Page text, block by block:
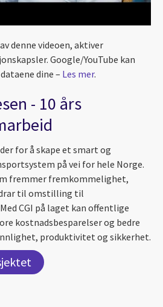
denne videoen, aktiver
Google/YouTube kan
dine – Les mer.
- 10 års
for å skape et smart og
på vei for hele Norge.
fremmer fremkommelighet,
til omstilling til
CGI på laget kan offentlige
kostnadsbesparelser og bedre
produktivitet og sikkerhet.